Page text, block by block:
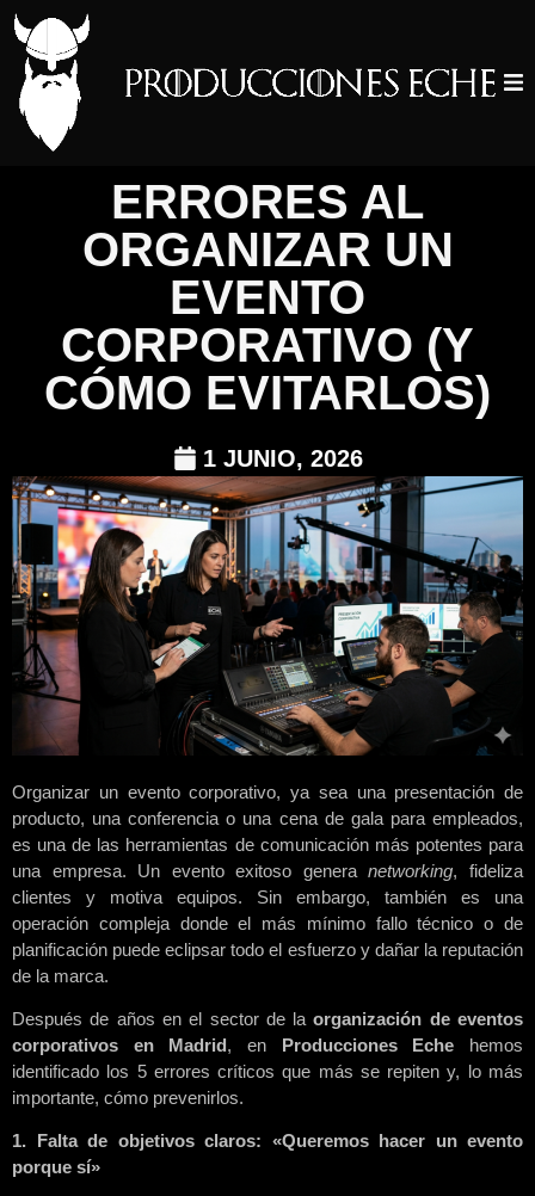
ERRORES AL
ORGANIZAR UN
EVENTO
CORPORATIVO (Y
CÓMO EVITARLOS)
1 JUNIO, 2026
Organizar un evento corporativo, ya sea una presentación de
producto, una conferencia o una cena de gala para empleados,
es una de las herramientas de comunicación más potentes para
una empresa. Un evento exitoso generanetworking, fideliza
clientes y motiva equipos. Sin embargo, también es una
operación compleja donde el más mínimo fallo técnico o de
planificación puede eclipsar todo el esfuerzo y dañar la reputación
de la marca.
Después de años en el sector de laorganización de eventos
corporativos en Madrid, en Producciones Eche hemos
identificado los 5 errores críticos que más se repiten y, lo más
importante, cómo prevenirlos.
1. Falta de objetivos claros: «Queremos hacer un evento
porque sí»